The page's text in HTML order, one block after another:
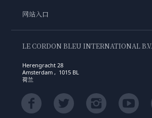
网站入口
LE CORDON BLEU INTERNATIONAL B.V.
Herengracht 28
Amsterdam , 1015 BL
荷兰